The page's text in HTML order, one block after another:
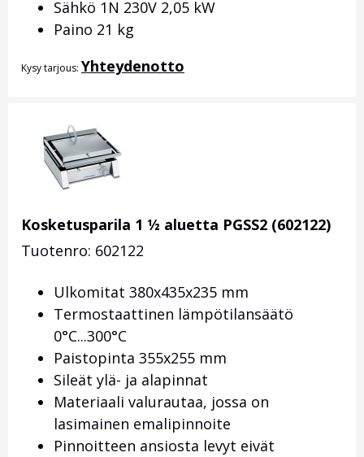
Sähkö 1N 230V 2,05 kW
Paino 21 kg
Kysy tarjous: Yhteydenotto
Kosketusparila 1 ½ aluetta PGSS2 (602122)
Tuotenro: 602122
Ulkomitat 380x435x235 mm
Termostaattinen lämpötilansäätö
0°C...300°C
Paistopinta 355x255 mm
Sileät ylä- ja alapinnat
Materiaali valurautaa, jossa on
lasimainen emalipinnoite
Pinnoitteen ansiosta levyt eivät